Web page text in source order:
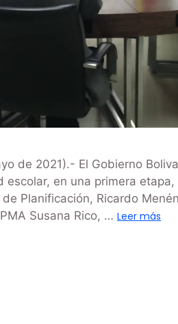
de 2021).- El Gobierno
en una primera
Planificación, Ricardo
Susana Rico, … Leer más